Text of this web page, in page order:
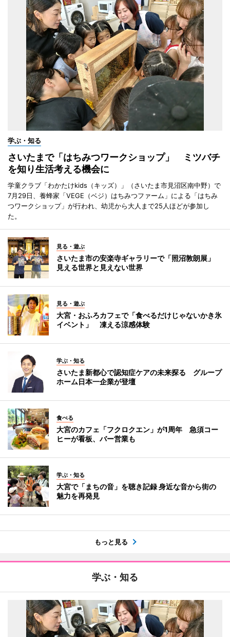
学ぶ・知る
さいたまで「はちみつワークショップ」 ミツバチ
を知り生活考える機会に
学童クラブ「わかたけkids（キッズ）」（さいたま市見沼区南中野）で
7月29日、養蜂家「VEGE（ベジ）はちみつファーム」による「はちみ
つワークショップ」が行われ、幼児から大人まで25人ほどが参加し
た。
見る・遊ぶ
さいたま市の安楽寺ギャラリーで「照沼敦朗展」
見える世界と見えない世界
見る・遊ぶ
大宮・おふろカフェで「食べるだけじゃないかき氷
イベント」 凍える涼感体験
学ぶ・知る
さいたま新都心で認知症ケアの未来探る グループ
ホーム日本一企業が登壇
食べる
大宮のカフェ「フクロクエン」が1周年 急須コー
ヒーが看板、バー営業も
学ぶ・知る
大宮で「まちの音」を聴き記録 身近な音から街の
魅力を再発見
もっと見る
学ぶ・知る